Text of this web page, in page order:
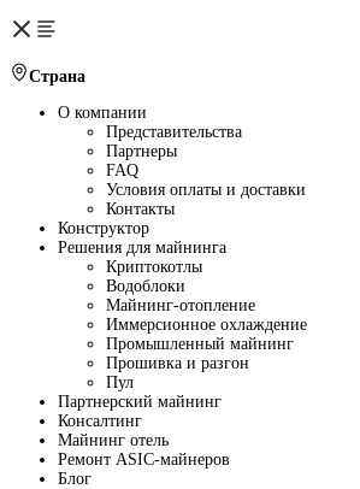
Страна
О компании
Представительства
Партнеры
FAQ
Условия оплаты и доставки
Контакты
Конструктор
Решения для майнинга
Криптокотлы
Водоблоки
Майнинг-отопление
Иммерсионное охлаждение
Промышленный майнинг
Прошивка и разгон
Пул
Партнерский майнинг
Консалтинг
Майнинг отель
Ремонт ASIC-майнеров
Блог